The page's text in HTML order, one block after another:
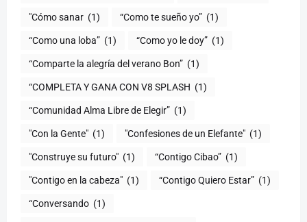
"Cómo sanar (1) “Como te sueño yo” (1)
“Como una loba” (1) “Como yo le doy” (1)
“Comparte la alegría del verano Bon” (1)
“COMPLETA Y GANA CON V8 SPLASH (1)
“Comunidad Alma Libre de Elegir” (1)
"Con la Gente" (1) "Confesiones de un Elefante" (1)
"Construye su futuro" (1) “Contigo Cibao” (1)
"Contigo en la cabeza" (1) “Contigo Quiero Estar” (1)
“Conversando (1)